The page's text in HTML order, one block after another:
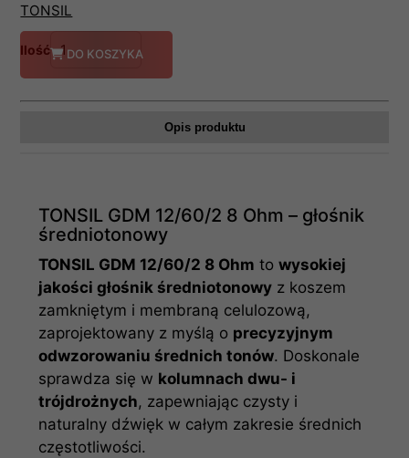
TONSIL
Ilość DO KOSZYKA
Opis produktu
TONSIL GDM 12/60/2 8 Ohm – głośnik
średniotonowy
TONSIL GDM 12/60/2 8 Ohm towysokiej
jakości głośnik średniotonowy z koszem
zamkniętym i membraną celulozową,
zaprojektowany z myślą o precyzyjnym
odwzorowaniu średnich tonów. Doskonale
sprawdza się w kolumnach dwu- i
trójdrożnych, zapewniając czysty i
naturalny dźwięk w całym zakresie średnich
częstotliwości.